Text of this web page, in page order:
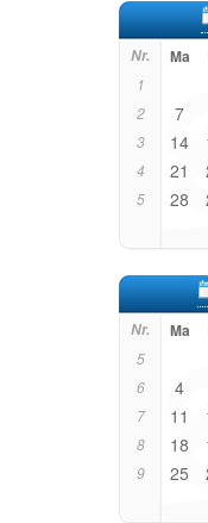
Nr. Ma
1
2 7
3 14
4 21
5 28
Nr. Ma
5
6 4
7 11
8 18
9 25